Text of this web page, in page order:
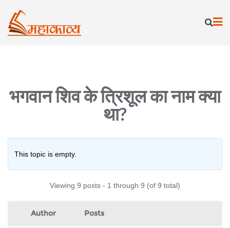
content
भगवान शिव के त्रिशूल का नाम क्या
था?
This topic is empty.
Viewing 9 posts - 1 through 9 (of 9 total)
Author Posts